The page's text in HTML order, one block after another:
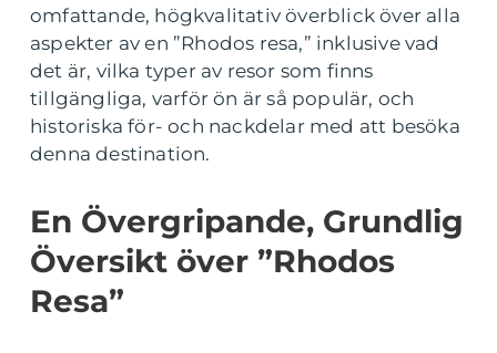
omfattande, högkvalitativ överblick över alla
aspekter av en ”Rhodos resa,” inklusive vad
det är, vilka typer av resor som finns
tillgängliga, varför ön är så populär, och
historiska för- och nackdelar med att besöka
denna destination.
En Övergripande, Grundlig
Översikt över ”Rhodos
Resa”